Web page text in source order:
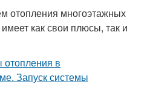
отопления многоэтажных
как свои плюсы, так и